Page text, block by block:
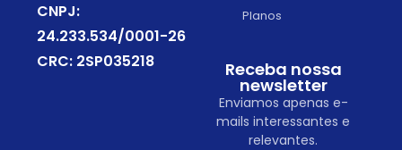
CNPJ:
24.233.534/0001-26
CRC: 2SP035218
Planos
Receba nossa
newsletter
Enviamos apenas e-
mails interessantes e
relevantes.